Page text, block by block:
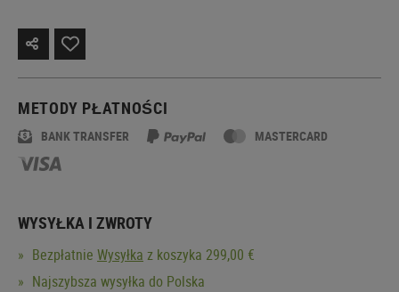
METODY PŁATNOŚCI
BANK TRANSFER MASTERCARD
WYSYŁKA I ZWROTY
Bezpłatnie Wysyłka z koszyka 299,00 €
Najszybsza wysyłka do Polska